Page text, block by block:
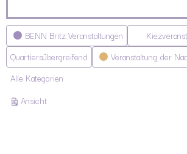
Kategorien
BENN Britz Veranstaltungen
Quartiersübergreifend
Veranstaltung der
Alle Kategorien
Ansichtausdrucken